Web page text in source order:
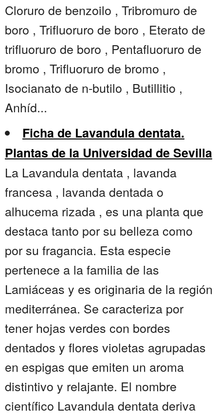
Cloruro de benzoilo , Tribromuro de
boro , Trifluoruro de boro , Eterato de
trifluoruro de boro , Pentafluoruro de
bromo , Trifluoruro de bromo ,
Isocianato de n-butilo , Butillitio ,
Anhíd...
Ficha de Lavandula dentata.
Plantas de la Universidad de Sevilla
La Lavandula dentata , lavanda
francesa , lavanda dentada o
alhucema rizada , es una planta que
destaca tanto por su belleza como
por su fragancia. Esta especie
pertenece a la familia de las
Lamiáceas y es originaria de la región
mediterránea. Se caracteriza por
tener hojas verdes con bordes
dentados y flores violetas agrupadas
en espigas que emiten un aroma
distintivo y relajante. El nombre
científico Lavandula dentata deriva